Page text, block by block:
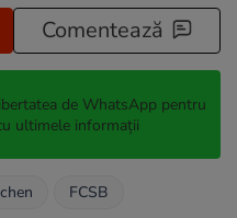
Comentează
de WhatsApp pentru
ultimele informații
FCSB